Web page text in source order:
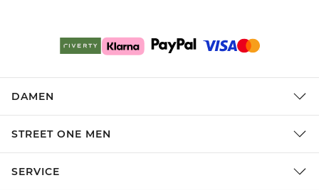
DAMEN
STREET ONE MEN
SERVICE